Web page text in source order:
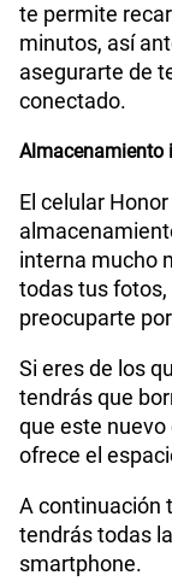
te permite
minutos, así
asegurarte de
conectado.
Almacenamiento
El celular
interna mucho
todas tus fotos,
preocuparte
Si eres de los
tendrás que
que este nuevo
ofrece el
A continuación
tendrás todas
smartphone.